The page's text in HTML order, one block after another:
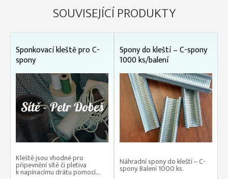
SOUVISEJÍCÍ PRODUKTY
Sponkovací kleště pro C-
spony
Kleště jsou vhodné pro
připevnění sítě či pletiva
k napínacímu drátu pomocí...
Spony do kleští – C-spony
1000 ks/balení
Náhradní spony do kleští – C-
spony. Balení 1000 ks.